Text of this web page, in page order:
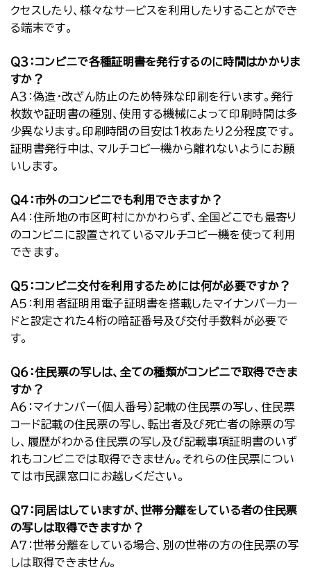
クセスしたり、様々なサービスを利用したりすることができ
る端末です。
Ｑ３：コンビニで各種証明書を発行するのに時間はかかりま
すか？
Ａ３：偽造・改ざん防止のため特殊な印刷を行います。発行
枚数や証明書の種別、使用する機械によって印刷時間は多
少異なります。印刷時間の目安は１枚あたり２分程度です。
証明書発行中は、マルチコピー機から離れないようにお願
いします。
Ｑ４：市外のコンビニでも利用できますか？
Ａ４：住所地の市区町村にかかわらず、全国どこでも最寄り
のコンビニに設置されているマルチコピー機を使って利用
できます。
Ｑ５：コンビニ交付を利用するためには何が必要ですか？
Ａ５：利用者証明用電子証明書を搭載したマイナンバーカー
ドと設定された４桁の暗証番号及び交付手数料が必要で
す。
Ｑ６：住民票の写しは、全ての種類がコンビニで取得できま
すか？
Ａ６：マイナンバー（個人番号）記載の住民票の写し、住民票
コード記載の住民票の写し、転出者及び死亡者の除票の写
し、履歴がわかる住民票の写し及び記載事項証明書のいず
れもコンビニでは取得できません。それらの住民票につい
ては市民課窓口にお越しください。
Ｑ７：同居はしていますが、世帯分離をしている者の住民票
の写しは取得できますか？
Ａ７：世帯分離をしている場合、別の世帯の方の住民票の写
しは取得できません。